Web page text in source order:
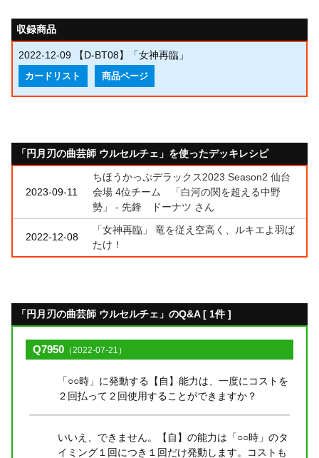
収録商品
2022-12-09 【D-BT08】「女神再臨」
カードリスト 商品ページ
「円月刃の曲芸師 ウルセルチェ」を使ったデッキレシピ
2023-09-11
ちほうかっぷデラックス2023 Season2 仙台
会場 4位チーム 「白河の関を超える中野
勢」 - 先鋒 ドーナツ さん
2022-12-08
「女神再臨」 竜を従え空高く、ルキエよ羽ば
たけ！
「円月刃の曲芸師 ウルセルチェ」のQ&A [ 1件 ]
Q7950 （2022-07-21）
「○○時」に発動する【自】能力は、一度にコストを
２回払って２回使用することができますか？
いいえ、できません。【自】の能力は「○○時」のタ
イミング１回につき１回だけ発動します。コストも